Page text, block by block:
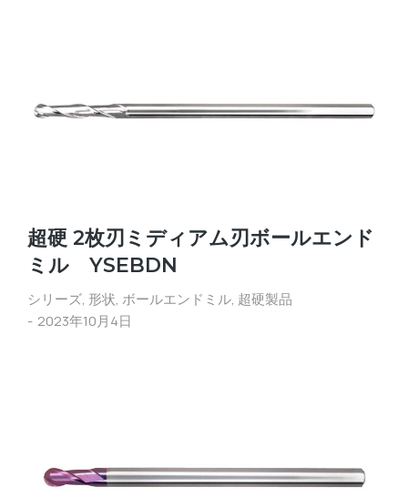
超硬 2枚刃ミディアム刃ボールエンド
ミル YSEBDN
シリーズ, 形状, ボールエンドミル, 超硬製品
2023年10月4日